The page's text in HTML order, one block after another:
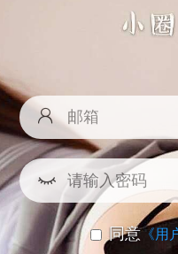
同意《用